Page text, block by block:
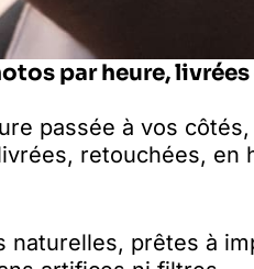
par heure, livrées
passée à vos côtés,
retouchées, en
naturelles, prêtes à